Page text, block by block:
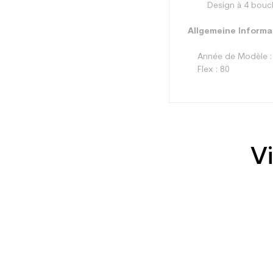
Design à 4
Allgemeine
Année de Modèle :
Flex : 80
CO2-